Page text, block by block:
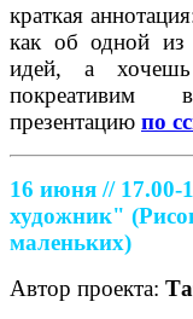
краткая
как об одной из
идей, а хочешь
покреативим
презентацию по
16 июня //
художник"
маленьких)
Автор проекта: